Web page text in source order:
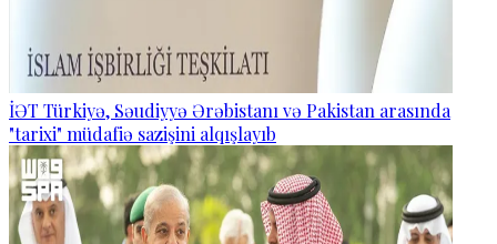
İƏT Türkiyə, Səudiyyə Ərəbistanı və Pakistan arasında
"tarixi" müdafiə sazişini alqışlayıb